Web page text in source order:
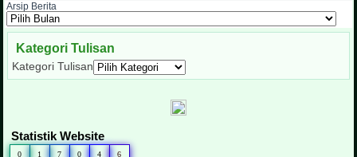
Arsip Berita
Kategori Tulisan
Kategori Tulisan
Statistik Website
0 1 7 0 4 6